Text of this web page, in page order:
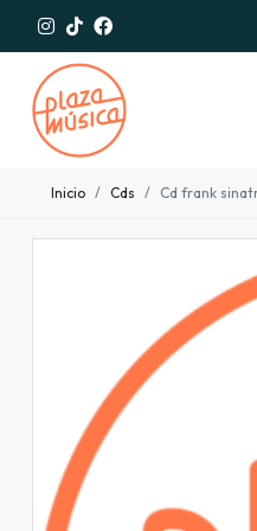
Inicio Cds Cd frank